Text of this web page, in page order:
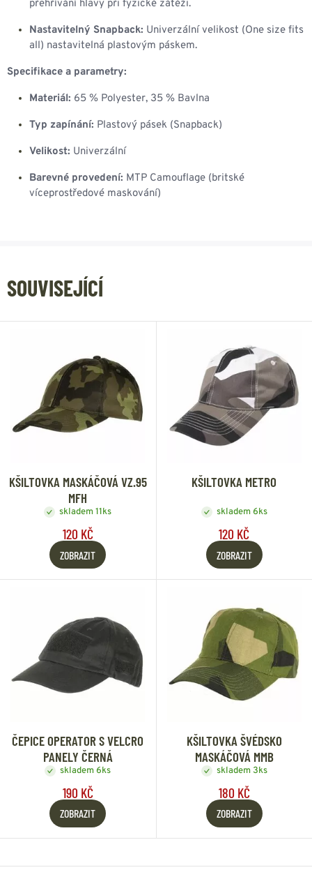
přehřívání hlavy při fyzické zátěži.
Nastavitelný Snapback: Univerzální velikost (One size fits
all) nastavitelná plastovým páskem.
Specifikace a parametry:
Materiál: 65 % Polyester, 35 % Bavlna
Typ zapínání: Plastový pásek (Snapback)
Velikost: Univerzální
Barevné provedení: MTP Camouflage (britské
víceprostředové maskování)
SOUVISEJÍCÍ
KŠILTOVKA MASKÁČOVÁ VZ.95
MFH
skladem 11ks
120 KČ
ZOBRAZIT
KŠILTOVKA METRO
skladem 6ks
120 KČ
ZOBRAZIT
ČEPICE OPERATOR S VELCRO
PANELY ČERNÁ
skladem 6ks
190 KČ
ZOBRAZIT
KŠILTOVKA ŠVÉDSKO
MASKÁČOVÁ MMB
skladem 3ks
180 KČ
ZOBRAZIT